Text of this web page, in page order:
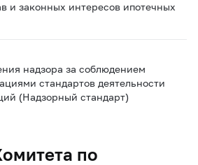
и законных интересов ипотечных
надзора за соблюдением
стандартов деятельности
(Надзорный стандарт)
по